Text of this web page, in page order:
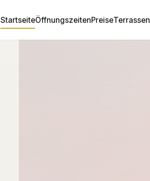
StartseiteÖffnungszeitenPreiseTerrassen